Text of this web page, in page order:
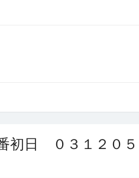
初日 ０３１２０５